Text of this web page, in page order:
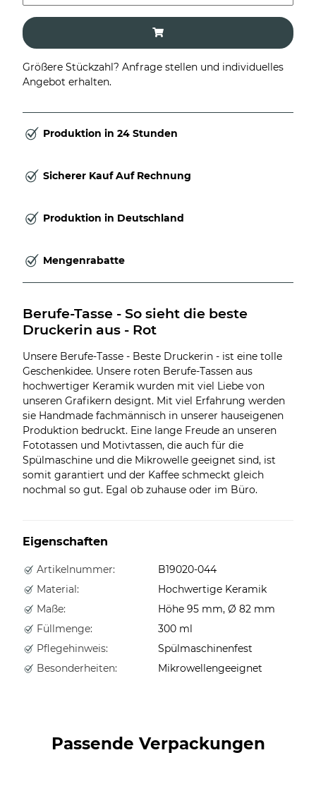
Größere Stückzahl? Anfrage stellen und individuelles
Angebot erhalten.
Produktion in 24 Stunden
Sicherer Kauf Auf Rechnung
Produktion in Deutschland
Mengenrabatte
Berufe-Tasse - So sieht die beste
Druckerin aus - Rot
Unsere Berufe-Tasse - Beste Druckerin - ist eine tolle
Geschenkidee. Unsere roten Berufe-Tassen aus
hochwertiger Keramik wurden mit viel Liebe von
unseren Grafikern designt. Mit viel Erfahrung werden
sie Handmade fachmännisch in unserer hauseigenen
Produktion bedruckt. Eine lange Freude an unseren
Fototassen und Motivtassen, die auch für die
Spülmaschine und die Mikrowelle geeignet sind, ist
somit garantiert und der Kaffee schmeckt gleich
nochmal so gut. Egal ob zuhause oder im Büro.
Eigenschaften
Artikelnummer:
B19020-044
Material:
Hochwertige Keramik
Maße:
Höhe 95 mm, Ø 82 mm
Füllmenge:
300 ml
Pflegehinweis:
Spülmaschinenfest
Besonderheiten:
Mikrowellengeeignet
Passende Verpackungen